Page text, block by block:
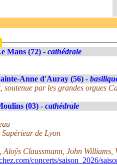
Mans (72) - cathédrale
Anne d'Auray (56) -
soutenue par les grandes orgues
(03) - cathédrale
de Lyon
Aloÿs Claussmann, John Williams,
concerts/saison_2026/